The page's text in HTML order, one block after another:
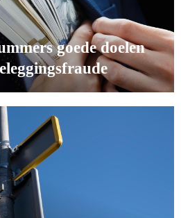
goede doelen